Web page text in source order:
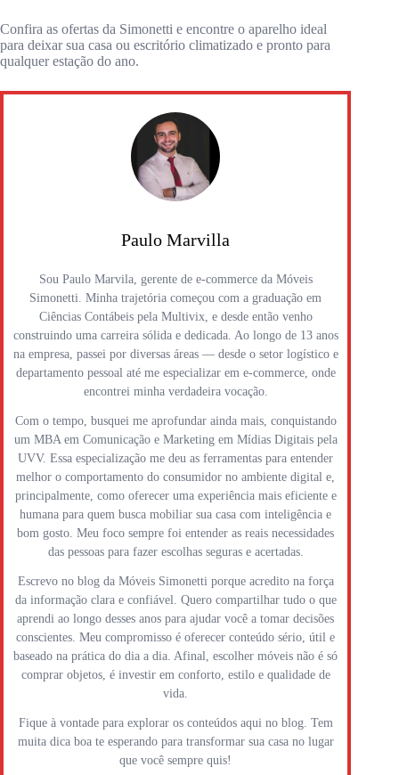
Confira as ofertas da Simonetti e encontre o aparelho ideal
para deixar sua casa ou escritório climatizado e pronto para
qualquer estação do ano.
Paulo Marvilla
Sou Paulo Marvila, gerente de e-commerce da Móveis
Simonetti. Minha trajetória começou com a graduação em
Ciências Contábeis pela Multivix, e desde então venho
construindo uma carreira sólida e dedicada. Ao longo de 13 anos
na empresa, passei por diversas áreas — desde o setor logístico e
departamento pessoal até me especializar em e-commerce, onde
encontrei minha verdadeira vocação.
Com o tempo, busquei me aprofundar ainda mais, conquistando
um MBA em Comunicação e Marketing em Mídias Digitais pela
UVV. Essa especialização me deu as ferramentas para entender
melhor o comportamento do consumidor no ambiente digital e,
principalmente, como oferecer uma experiência mais eficiente e
humana para quem busca mobiliar sua casa com inteligência e
bom gosto. Meu foco sempre foi entender as reais necessidades
das pessoas para fazer escolhas seguras e acertadas.
Escrevo no blog da Móveis Simonetti porque acredito na força
da informação clara e confiável. Quero compartilhar tudo o que
aprendi ao longo desses anos para ajudar você a tomar decisões
conscientes. Meu compromisso é oferecer conteúdo sério, útil e
baseado na prática do dia a dia. Afinal, escolher móveis não é só
comprar objetos, é investir em conforto, estilo e qualidade de
vida.
Fique à vontade para explorar os conteúdos aqui no blog. Tem
muita dica boa te esperando para transformar sua casa no lugar
que você sempre quis!